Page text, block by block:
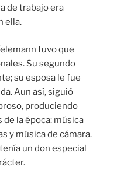
de trabajo era
ella.
tuvo que
Su segundo
su esposa le fue
Aun así, siguió
produciendo
la época: música
y música de cámara.
un don especial